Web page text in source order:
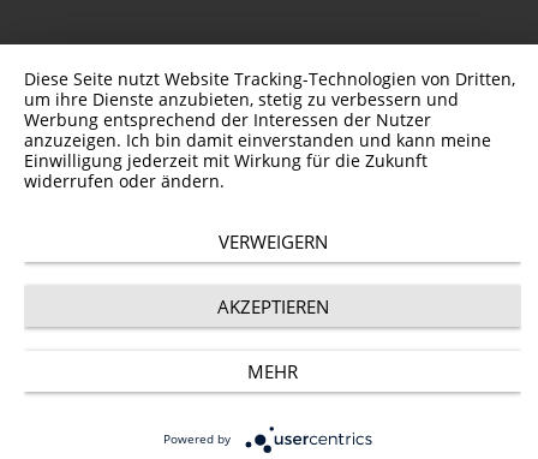
Diese Seite nutzt Website Tracking-Technologien von Dritten,
um ihre Dienste anzubieten, stetig zu verbessern und
Werbung entsprechend der Interessen der Nutzer
anzuzeigen. Ich bin damit einverstanden und kann meine
Einwilligung jederzeit mit Wirkung für die Zukunft
widerrufen oder ändern.
VERWEIGERN
AKZEPTIEREN
MEHR
Powered by